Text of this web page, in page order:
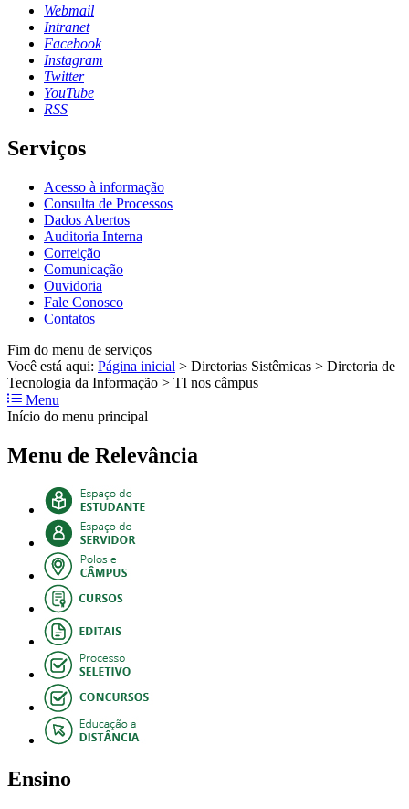
Webmail
Intranet
Facebook
Instagram
Twitter
YouTube
RSS
Serviços
Acesso à informação
Consulta de Processos
Dados Abertos
Auditoria Interna
Correição
Comunicação
Ouvidoria
Fale Conosco
Contatos
Fim do menu de serviços
Você está aqui: Página inicial > Diretorias Sistêmicas > Diretoria de
Tecnologia da Informação > TI nos câmpus
Menu
Início do menu principal
Menu de Relevância
Ensino